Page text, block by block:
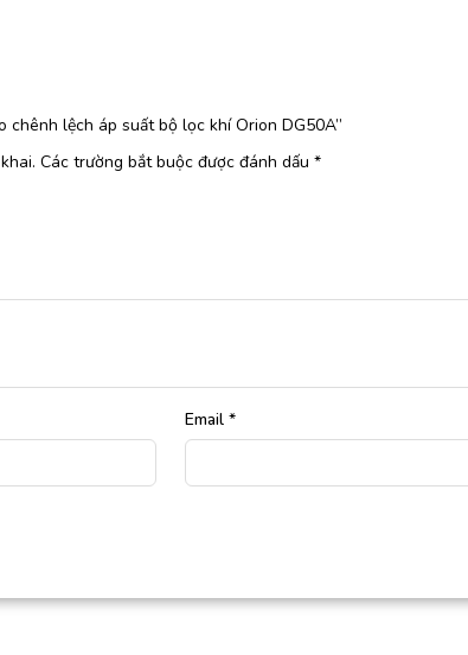
lệch áp suất bộ lọc khí Orion DG50A”
Các trường bắt buộc được đánh dấu *
Email *